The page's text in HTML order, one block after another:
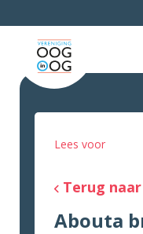
Lees voor
Terug
Abouta